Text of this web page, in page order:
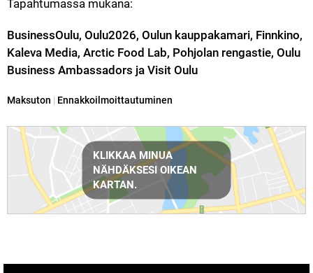
Tapahtumassa mukana:
BusinessOulu, Oulu2026, Oulun kauppakamari, Finnkino,
Kaleva Media, Arctic Food Lab, Pohjolan rengastie, Oulu
Business Ambassadors ja Visit Oulu
Kategoria:
Maksuton | Ennakkoilmoittautuminen
Reittiohjeet
KLIKKAA MINUA
NÄHDÄKSESI OIKEAN
KARTAN.